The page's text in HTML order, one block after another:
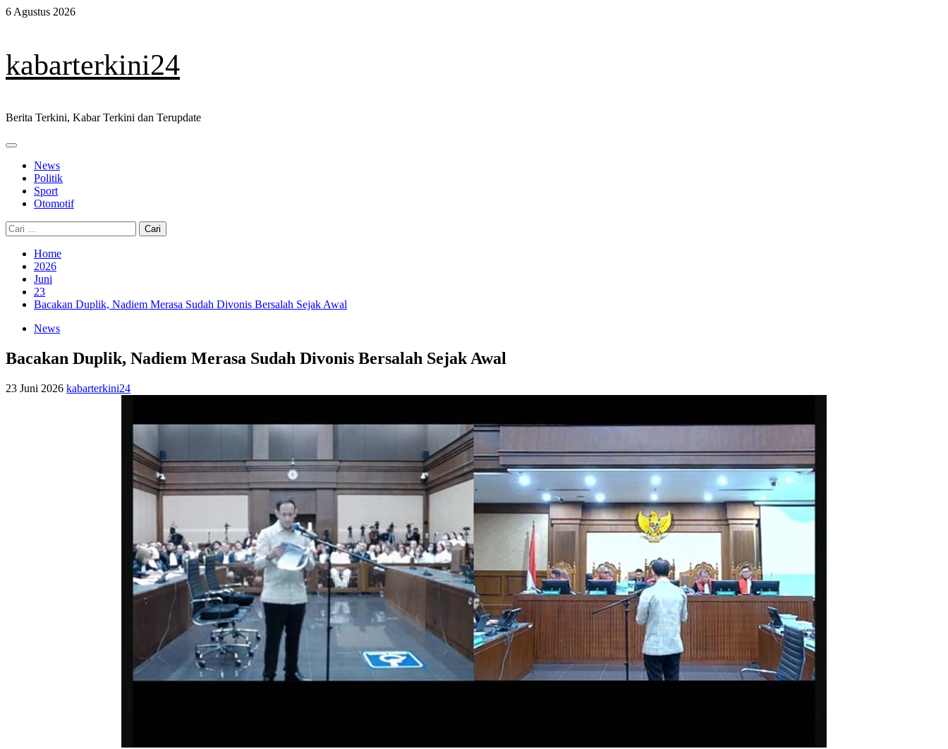
Skip
6 Agustus 2026
kabarterkini24
Berita Terkini, Kabar Terkini dan Terupdate
Primary
News
Politik
Sport
Otomotif
Cari
untuk:
Home
2026
Juni
23
Bacakan Duplik, Nadiem Merasa Sudah Divonis Bersalah Sejak Awal
News
Bacakan Duplik, Nadiem Merasa Sudah Divonis Bersalah Sejak Awal
23 Juni 2026 kabarterkini24